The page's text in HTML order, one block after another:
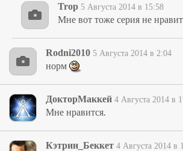
Trop 5 Августа 2014 в 15:58
Мне вот тоже серия не
Rodni2010 5 Августа 2014 в 2:04
норм
ДокторМаккей 4 Августа 2014 в
Мне нравится.
Кэтрин_Беккет 4 Августа 2014 в